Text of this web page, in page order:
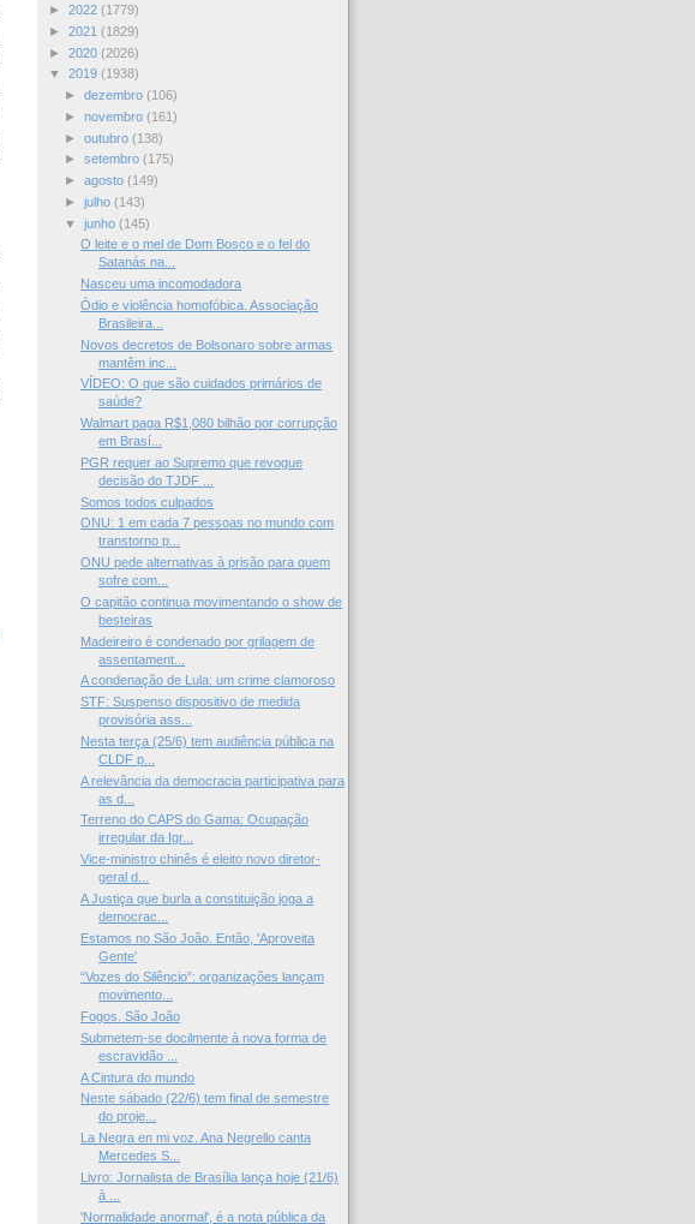
► 2022 (1779)
► 2021 (1829)
► 2020 (2026)
▼ 2019 (1938)
► dezembro (106)
► novembro (161)
► outubro (138)
► setembro (175)
► agosto (149)
► julho (143)
▼ junho (145)
O leite e o mel de Dom Bosco e o fel do
Satanás na...
Nasceu uma incomodadora
Ódio e violência homofóbica. Associação
Brasileira...
Novos decretos de Bolsonaro sobre armas
mantêm inc...
VÍDEO: O que são cuidados primários de
saúde?
Walmart paga R$1,080 bilhão por corrupção
em Brasí...
PGR requer ao Supremo que revogue
decisão do TJDF ...
Somos todos culpados
ONU: 1 em cada 7 pessoas no mundo com
transtorno p...
ONU pede alternativas à prisão para quem
sofre com...
O capitão continua movimentando o show de
besteiras
Madeireiro é condenado por grilagem de
assentament...
A condenação de Lula: um crime clamoroso
STF: Suspenso dispositivo de medida
provisória ass...
Nesta terça (25/6) tem audiência pública na
CLDF p...
A relevância da democracia participativa para
as d...
Terreno do CAPS do Gama: Ocupação
irregular da Igr...
Vice-ministro chinês é eleito novo diretor-
geral d...
A Justiça que burla a constituição joga a
democrac...
Estamos no São João. Então, 'Aproveita
Gente'
“Vozes do Silêncio”: organizações lançam
movimento...
Fogos. São João
Submetem-se docilmente à nova forma de
escravidão ...
A Cintura do mundo
Neste sábado (22/6) tem final de semestre
do proje...
La Negra en mi voz. Ana Negrello canta
Mercedes S...
Livro: Jornalista de Brasília lança hoje (21/6)
à ...
'Normalidade anormal', é a nota pública da